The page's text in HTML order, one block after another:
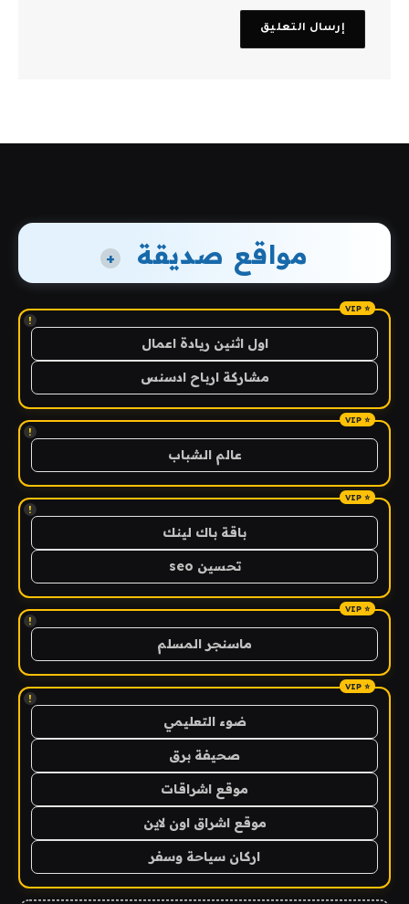
مواقع صديقة +
!
اول اثنين ريادة اعمال
مشاركة ارباح ادسنس
!
عالم الشباب
!
باقة باك لينك
تحسين seo
!
ماسنجر المسلم
!
ضوء التعليمي
صحيفة برق
موقع اشراقات
موقع اشراق اون لاين
اركان سياحة وسفر